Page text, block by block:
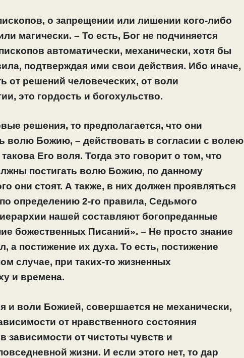
о запрещении или лишении кого-либо
магически. – То есть, Бог не подчиняется
автоматически, механически, хотя бы
подтверждая ими свои действия. Ибо иначе,
от решений человеческих, от воли
это гордость и богохульство.
решения, то предполагается, что они
волю Божию, – действовать в согласии с волею
Его воля. Тогда это говорит о том, что
постигать волю Божию, по данному
они стоят. А также, в них должен проявляться
определению 2-го правила, Седьмого
нашей составляют богопреданные
божественных Писаний». – Не просто знание
а постижение их духа. То есть, постижение
случае, при таких-то жизненных
и времена.
и воли Божией, совершается не механически,
от нравственного состояния
зависимости от чистоты чувств и
жизни. И если этого нет, то дар